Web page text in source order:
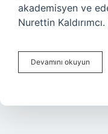
akademisyen ve
Nurettin
Devamını okuyun
Dr